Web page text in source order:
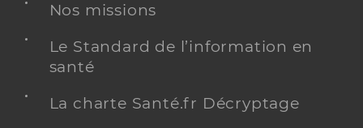
Nos missions
Le Standard de l’information en
santé
La charte Santé.fr Décryptage